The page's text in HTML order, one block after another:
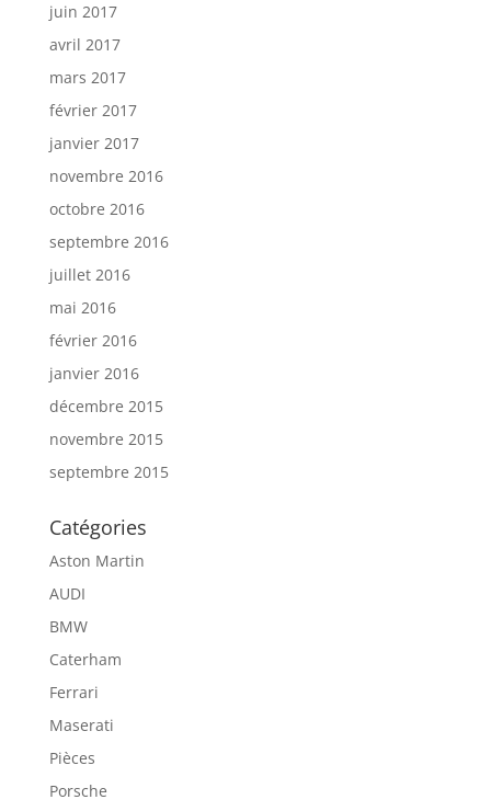
juin 2017
avril 2017
mars 2017
février 2017
janvier 2017
novembre 2016
octobre 2016
septembre 2016
juillet 2016
mai 2016
février 2016
janvier 2016
décembre 2015
novembre 2015
septembre 2015
Catégories
Aston Martin
AUDI
BMW
Caterham
Ferrari
Maserati
Pièces
Porsche